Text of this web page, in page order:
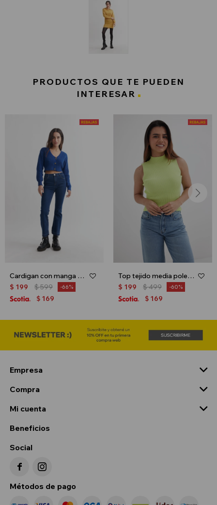
PRODUCTOS QUE TE PUEDEN
INTERESAR
Cardigan con manga balloon - Azul
$ 199 $599 66
$ 169
Top tejido media polera - Lima
$ 199 $499 60
$ 169
Empresa
Compra
Mi cuenta
Beneficios
Social
 
Métodos de pago